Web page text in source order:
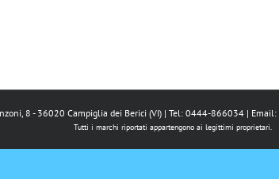
8 - 36020 Campiglia dei Berici (VI) | Tel: 0444-866034 | Email:
Tutti i marchi riportati appartengono ai legittimi proprietari.